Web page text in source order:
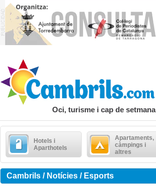
Oci, turisme i cap de setmana
Hotels i
Aparthotels
Apartaments,
càmpings i
altres
Cambrils / Notícies / Esports